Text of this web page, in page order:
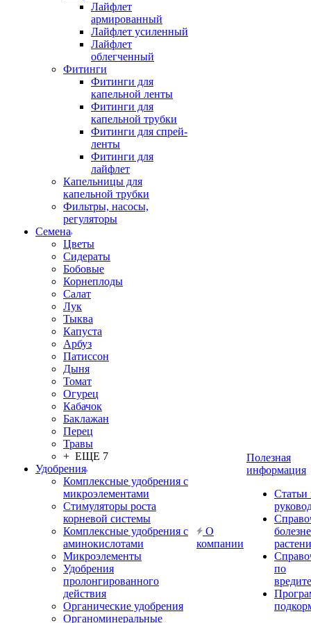
Лайфлет
армированный
Лайфлет усиленный
Лайфлет
облегченный
Фитинги
Фитинги для
капельной ленты
Фитинги для
капельной трубки
Фитинги для спрей-
ленты
Фитинги для
лайфлет
Капельницы для
капельной трубки
Фильтры, насосы,
регуляторы
Семена
Цветы
Сидераты
Бобовые
Корнеплоды
Салат
Лук
Тыква
Капуста
Арбуз
Патиссон
Дыня
Томат
Огурец
Кабачок
Баклажан
Перец
Травы
+ ЕЩЕ 7
Удобрения
Комплексные удобрения с
микроэлементами
Стимуляторы роста
корневой системы
Комплексные удобрения с
аминокислотами
Микроэлементы
Удобрения
пролонгированного
действия
Органические удобрения
Органоминеральные
О
компании
Полезная
информация
Статьи
по